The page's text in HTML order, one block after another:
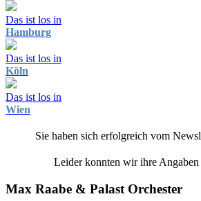
Das ist los in
Hamburg
Das ist los in
Köln
Das ist los in
Wien
Sie haben sich erfolgreich vom
Leider konnten wir ihre
Max Raabe & Palast Orchester